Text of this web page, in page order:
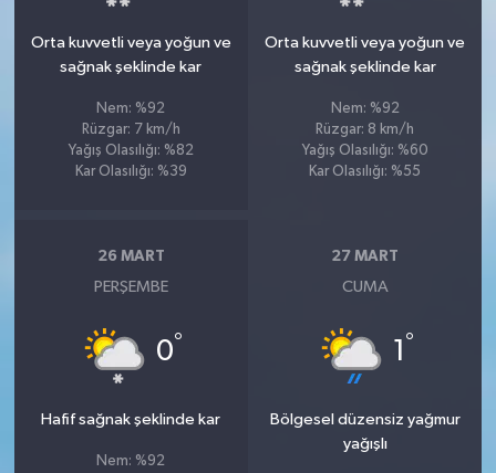
Orta kuvvetli veya yoğun ve
sağnak şeklinde kar
Nem: %92
Rüzgar: 7 km/h
Yağış Olasılığı: %82
Kar Olasılığı: %39
Orta kuvvetli veya yoğun ve
sağnak şeklinde kar
Nem: %92
Rüzgar: 8 km/h
Yağış Olasılığı: %60
Kar Olasılığı: %55
26 MART
PERŞEMBE
0°
Hafif sağnak şeklinde kar
Nem: %92
27 MART
CUMA
1 °
Bölgesel düzensiz yağmur
yağışlı